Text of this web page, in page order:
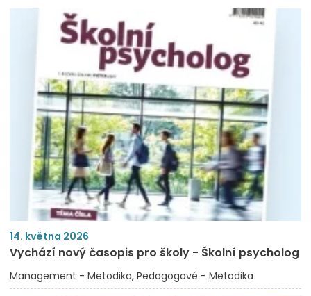
14. května 2026
Vychází nový časopis pro školy - Školní psycholog
Management - Metodika Pedagogové - Metodika